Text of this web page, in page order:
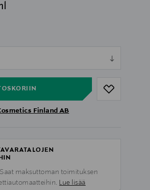
Finland AB
maksuttoman toimituksen
Lue lisää